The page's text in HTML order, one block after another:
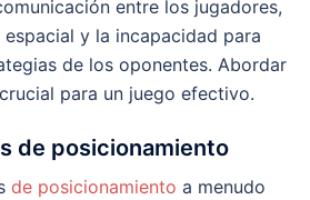
entre los jugadores,
y la incapacidad para
de los oponentes. Abordar
para un juego efectivo.
de posicionamiento
de posicionamiento a menudo